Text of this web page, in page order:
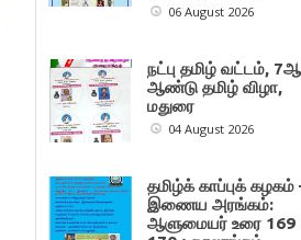
06 August 2026
நட்பு தமிழ் வட்டம்,
ஆண்டு தமிழ் விழா,
மதுரை
04 August 2026
தமிழ்க் காப்புக் கழகம்
இணைய அரங்கம்:
ஆளுமையர் உரை 169